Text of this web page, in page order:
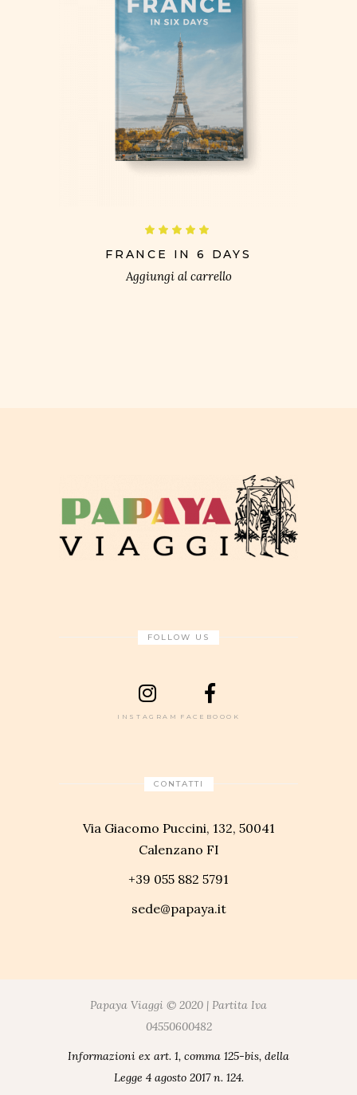
£
su 5
FRANCE IN 6 DAYS
Aggiungi al carrello
FOLLOW US
INSTAGRAM FACEBOOOK
CONTATTI
Via Giacomo Puccini, 132, 50041
Calenzano FI
+39 055 882 5791
sede@papaya.it
Papaya Viaggi © 2020 | Partita Iva
04550600482
Informazioni ex art. 1, comma 125-bis, della
Legge 4 agosto 2017 n. 124.